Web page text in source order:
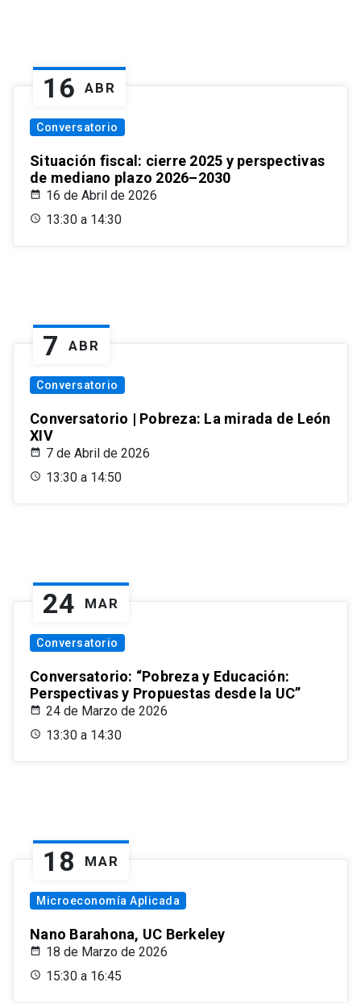
16 ABR
Conversatorio
Situación fiscal: cierre 2025 y perspectivas
de mediano plazo 2026–2030
16 de Abril de 2026
13:30 a 14:30
7 ABR
Conversatorio
Conversatorio | Pobreza: La mirada de León
XIV
7 de Abril de 2026
13:30 a 14:50
24 MAR
Conversatorio
Conversatorio: “Pobreza y Educación:
Perspectivas y Propuestas desde la UC”
24 de Marzo de 2026
13:30 a 14:30
18 MAR
Microeconomía Aplicada
Nano Barahona, UC Berkeley
18 de Marzo de 2026
15:30 a 16:45